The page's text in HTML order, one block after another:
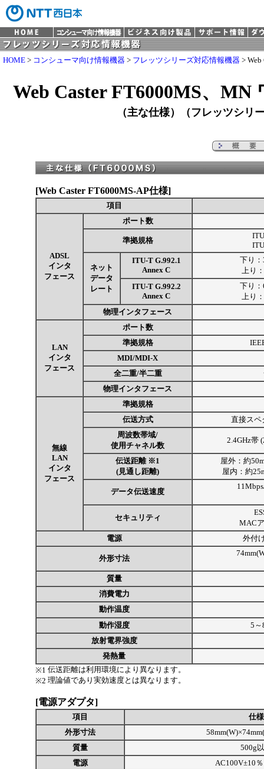
HOME > コンシューマ向け情報機器 > フレッツシリーズ対応情報機器 >
Web Caster FT6000MS、
（主な仕様）（フレッツシリ
[Web Caster FT6000MS-AP仕様]
項目
ADSL
インタ
フェース
ポート数
準拠規格
ネット
データ
レート
ITU-T G.992.1
Annex C
下り：
上り
ITU-T G.992.2
Annex C
下り：
上り
物理インタフェース
LAN
インタ
フェース
ポート数
準拠規格
MDI/MDI-X
全二重/半二重
物理インタフェース
無線
LAN
インタ
フェース
準拠規格
伝送方式
直接スペ
周波数帯域/
使用チャネル数
2.4GHz帯
伝送距離 ※1
(見通し距離)
屋外：約
屋内：約
データ伝送速度
セキュリティ
MAC
電源
外付
外形寸法
質量
消費電力
動作温度
動作湿度
5～
放射電界強度
発熱量
※1 伝送距離は利用環境により異なります。
※2 理論値であり実効速度とは異なります。
[電源アダプタ]
項目
仕様
外形寸法
質量
500g
電源
AC100V±10